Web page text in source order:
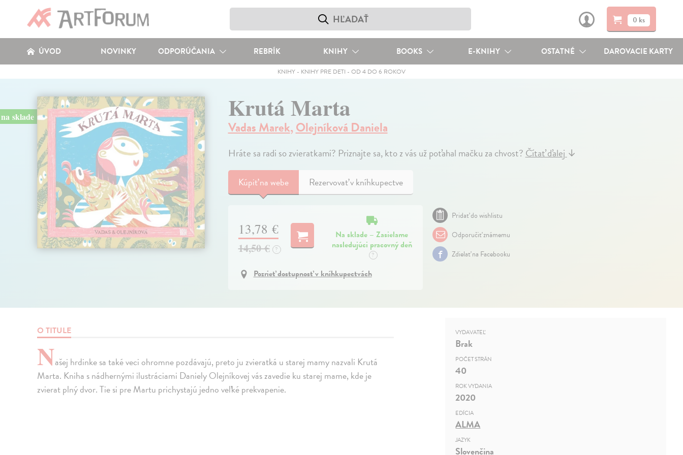
0 ks
ÚVOD NOVINKY ODPORÚČANIA REBRÍK KNIHY BOOKS E-KNIHY OSTATNÉ DAROVACIE KARTY
KNIHY- KNIHY PRE DETI - OD 4 DO 6 ROKOV
na sklade Krutá Marta
Vadas Marek,Olejníková Daniela
Hráte sa radi so zvieratkami? Priznajte sa, kto z vás už poťahal mačku za chvost?Čítať ďalej↓
Kúpiťna webe Rezervovať v kníhkupectve
13,78 €
14,50 € ?
Na sklade – Zasielame
nasledujúci pracovný deň
?
Pozrieť dostupnosť v kníhkupectvách
Pridať do wishlistu
Odporučiť známemu
Zdielať na Facebooku
O TITULE
Našej hrdinke sa také veci ohromne pozdávajú, preto ju zvieratká u starej mamy nazvali Krutá
Marta. Kniha s nádhernými ilustráciami Daniely Olejníkovej vás zavedie ku starej mame, kde je
zvierat plný dvor. Tie si pre Martu prichystajú jedno veľké prekvapenie.
VYDAVATEĽ
Brak
POČET STRÁN
40
ROK VYDANIA
2020
EDÍCIA
ALMA
JAZYK
Slovenčina